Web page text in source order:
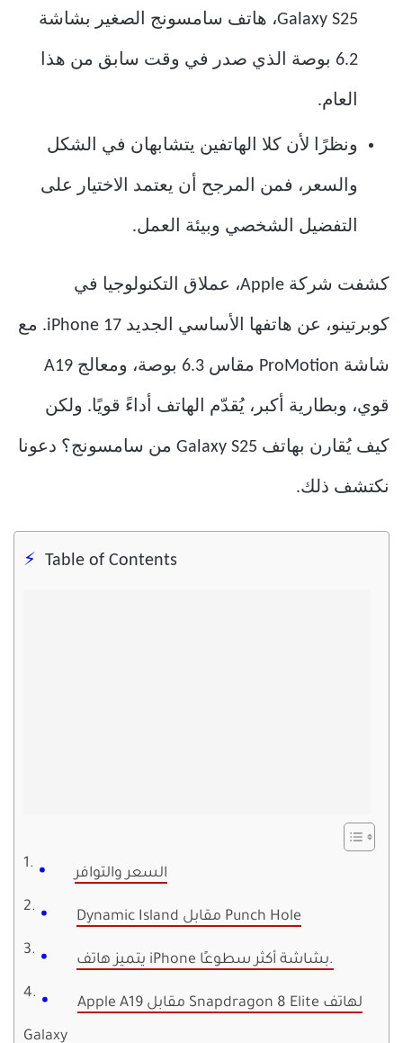
Galaxy S25، هاتف سامسونج الصغير بشاشة
6.2 بوصة الذي صدر في وقت سابق من هذا
العام.
ونظرًا لأن كلا الهاتفين يتشابهان في الشكل
والسعر، فمن المرجح أن يعتمد الاختيار على
التفضيل الشخصي وبيئة العمل.
كشفت شركة Apple، عملاق التكنولوجيا في
كوبرتينو، عن هاتفها الأساسي الجديد iPhone 17. مع
شاشة ProMotion مقاس 6.3 بوصة، ومعالج A19
قوي، وبطارية أكبر، يُقدّم الهاتف أداءً قويًا. ولكن
كيف يُقارن بهاتف Galaxy S25 من سامسونج؟ دعونا
نكتشف ذلك.
Table of Contents
السعر والتوافر
Dynamic Island مقابل Punch Hole
يتميز هاتف iPhone بشاشة أكثر سطوعًا.
Apple A19 مقابل Snapdragon 8 Elite لهاتف
Galaxy